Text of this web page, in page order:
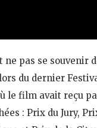
ne pas se souvenir
du dernier
le film avait reçu
: Prix du Jury,